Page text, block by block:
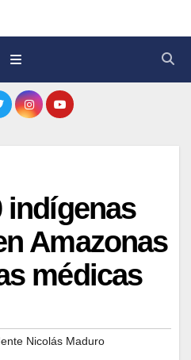
indígenas
Amazonas
médicas
Nicolás Maduro